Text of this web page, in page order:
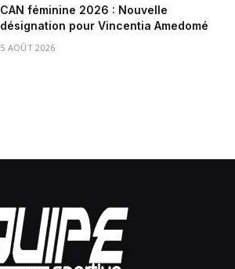
CAN féminine 2026 : Nouvelle
désignation pour Vincentia Amedomé
5 AOÛT 2026